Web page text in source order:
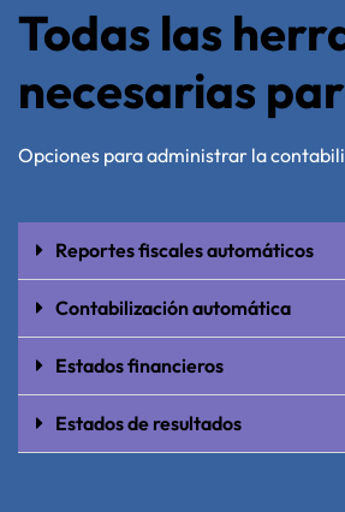
Todas las
necesarias
Opciones para administrar la
Reportes fiscales automáticos
Contabilización automática
Estados financieros
Estados de resultados